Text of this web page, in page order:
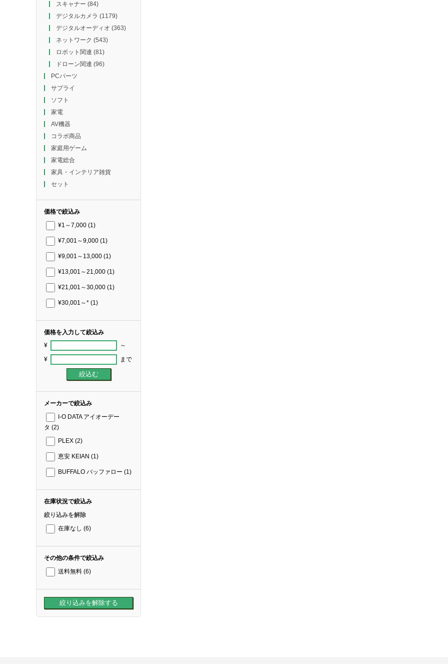
スキャナー (84)
デジタルカメラ (1179)
デジタルオーディオ (363)
ネットワーク (543)
ロボット関連 (81)
ドローン関連 (96)
PCパーツ
サプライ
ソフト
家電
AV機器
コラボ商品
家庭用ゲーム
家電総合
家具・インテリア雑貨
セット
価格で絞込み
¥1～7,000 (1)
¥7,001～9,000 (1)
¥9,001～13,000 (1)
¥13,001～21,000 (1)
¥21,001～30,000 (1)
¥30,001～* (1)
価格を入力して絞込み
¥ ～
¥ まで
メーカーで絞込み
I-O DATA アイオーデー
タ (2)
PLEX (2)
恵安 KEIAN (1)
BUFFALO バッファロー (1)
在庫状況で絞込み
絞り込みを解除
在庫なし (6)
その他の条件で絞込み
送料無料 (6)